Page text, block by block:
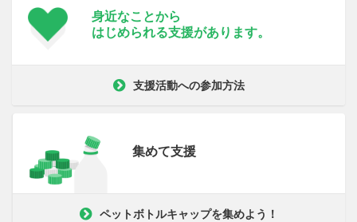
身近なことから
はじめられる支援があります。
支援活動への参加方法
集めて支援
ペットボトルキャップを集めよう！